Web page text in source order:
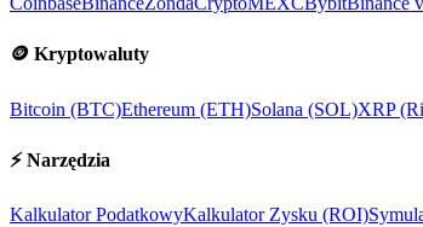
🪙 Kryptowaluty
Bitcoin (BTC)Ethereum (ETH)Solana (SOL)XRP
⚡ Narzędzia
Kalkulator PodatkowyKalkulator Zysku (ROI)